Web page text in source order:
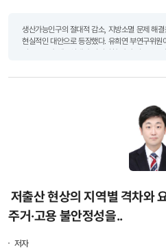
생산가능인구의 절대적 감소, 지방소멸 문제 해
현실적인 대안으로 등장했다. 유희연 부연구위
저출산 현상의 지역별 격차와
주거·고용 불안정성을..
저자